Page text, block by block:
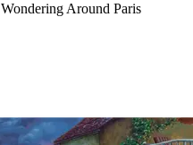
Around Paris